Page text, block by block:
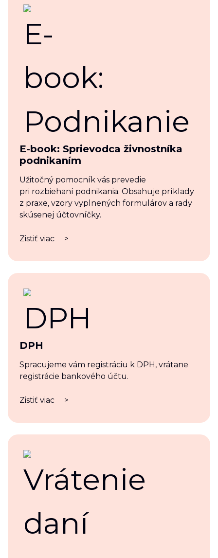
E-book: Sprievodca živnostníka
podnikaním
Užitočný pomocník vás prevedie
pri rozbiehaní podnikania. Obsahuje príklady
z praxe, vzory vyplnených formulárov a rady
skúsenej účtovníčky.
Zistiť viac >
DPH
Spracujeme vám registráciu k DPH, vrátane
registrácie bankového účtu.
Zistiť viac >